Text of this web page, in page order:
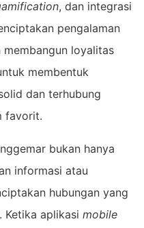
, dan integrasi
pengalaman
loyalitas
membentuk
dan terhubung
favorit.
bukan hanya
informasi atau
hubungan yang
Ketika aplikasi mobile